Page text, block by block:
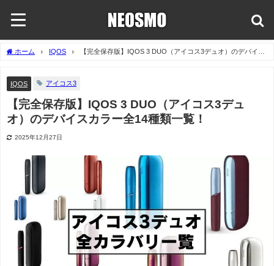
ホーム IQOS
【完全保存版】IQOS 3 DUO（アイコス3デュオ）のデバイス
IQOS アイコス3
【完全保存版】IQOS 3 DUO（アイコス3デュ
オ）のデバイスカラー全14種類一覧！
2025年12月27日